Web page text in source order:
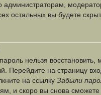
администраторам,
остальных вы будете
нельзя восстановить,
Перейдите на страницу
на ссылку Забыли
и скоро вы снова сможете